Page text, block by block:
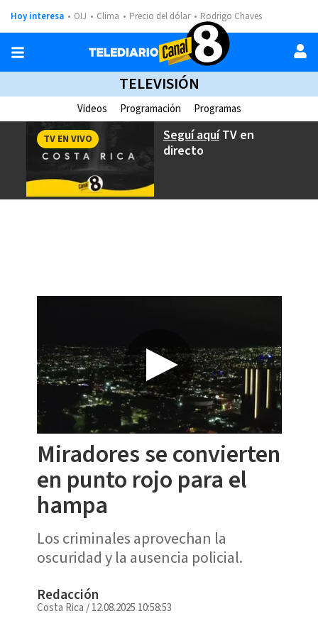
Hoy interesa OIJ Clima Precio del dólar Rodrigo Chaves
TELEVISIÓN
Videos Programación Programas
Seguí aquíTV en
directo
TV EN VIVO
Miradores se convierten
en punto rojo para el
hampa
Los criminales aprovechan la
oscuridad y la ausencia policial.
Redacción
Costa Rica /12.08.2025 10:58:53